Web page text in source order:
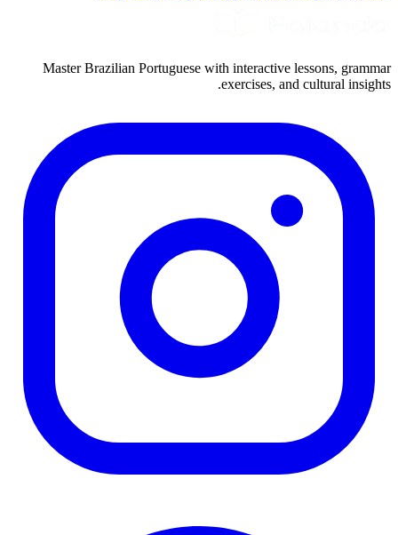
Master Brazilian Portuguese with interactive lessons, grammar
exercises, and cultural insights.